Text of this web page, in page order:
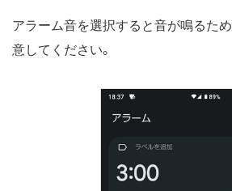
アラーム音を選択すると音が鳴るた
意してください。